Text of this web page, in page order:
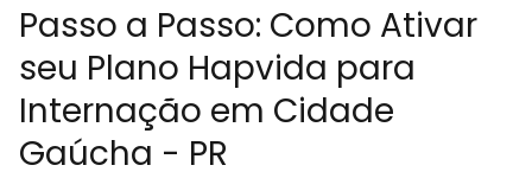
Passo a Passo: Como Ativar
seu Plano Hapvida para
Internação em Cidade
Gaúcha - PR